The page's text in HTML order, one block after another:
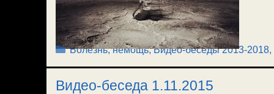
Рубрики
Болезнь, немощь,Видео-беседы 2013-2018,
Видео-беседа 1.11.2015